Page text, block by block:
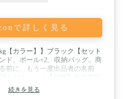
で詳しく見る
【カラー】】ブラック【セット
ド、ポール×2、収納バッグ。商
前に、もう一度出品者の名前
ックスフォード素材を天板に採
は凸凹の滑り止めが付いており
続きを見る